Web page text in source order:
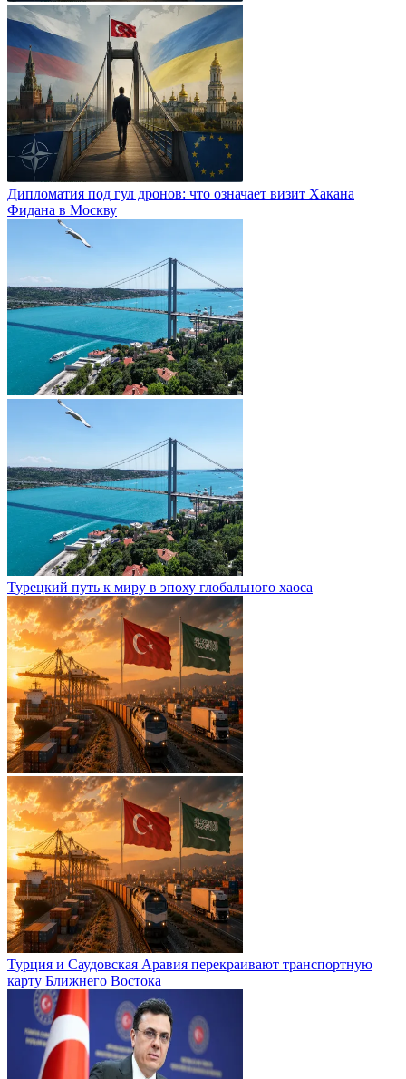
Дипломатия под гул дронов: что означает визит Хакана
Фидана в Москву
Турецкий путь к миру в эпоху глобального хаоса
Турция и Саудовская Аравия перекраивают транспортную
карту Ближнего Востока